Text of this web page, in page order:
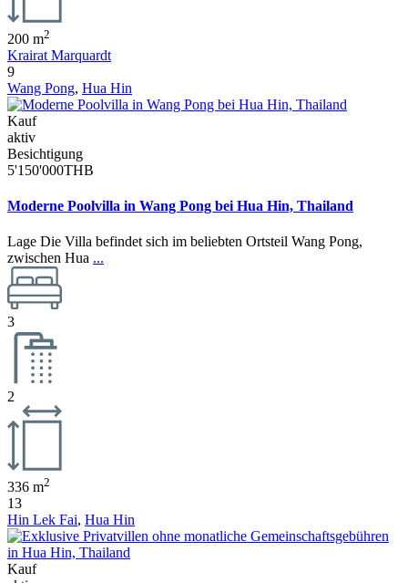
200 m2
Krairat Marquardt
9
Wang Pong, Hua Hin
Kauf
aktiv
Besichtigung
5'150'000THB
Moderne Poolvilla in Wang Pong bei Hua Hin, Thailand
Lage Die Villa befindet sich im beliebten Ortsteil Wang Pong,
zwischen Hua ...
3
2
336 m2
13
Hin Lek Fai, Hua Hin
Kauf